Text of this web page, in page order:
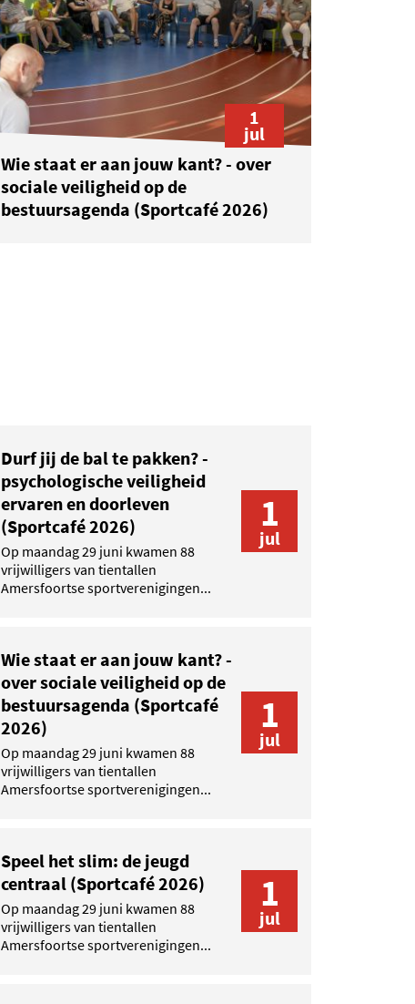
Wie staat er aan jouw kant? - over
sociale veiligheid op de
bestuursagenda (Sportcafé 2026)
1
jul
Durf jij de bal te pakken? -
psychologische veiligheid
ervaren en doorleven
(Sportcafé 2026)
Op maandag 29 juni kwamen 88
vrijwilligers van tientallen
Amersfoortse sportverenigingen...
1
jul
Wie staat er aan jouw kant? -
over sociale veiligheid op de
bestuursagenda (Sportcafé
2026)
Op maandag 29 juni kwamen 88
vrijwilligers van tientallen
Amersfoortse sportverenigingen...
1
jul
Speel het slim: de jeugd
centraal (Sportcafé 2026)
Op maandag 29 juni kwamen 88
vrijwilligers van tientallen
Amersfoortse sportverenigingen...
1
jul